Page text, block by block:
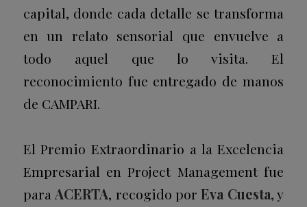
capital, donde cada detalle se transforma
en un relato sensorial que envuelve a
todo aquel que lo visita. El
reconocimiento fue entregado de manos
de CAMPARI.
El Premio Extraordinario a la Excelencia
Empresarial en Project Management fue
para ACERTA, recogido por Eva Cuesta, y